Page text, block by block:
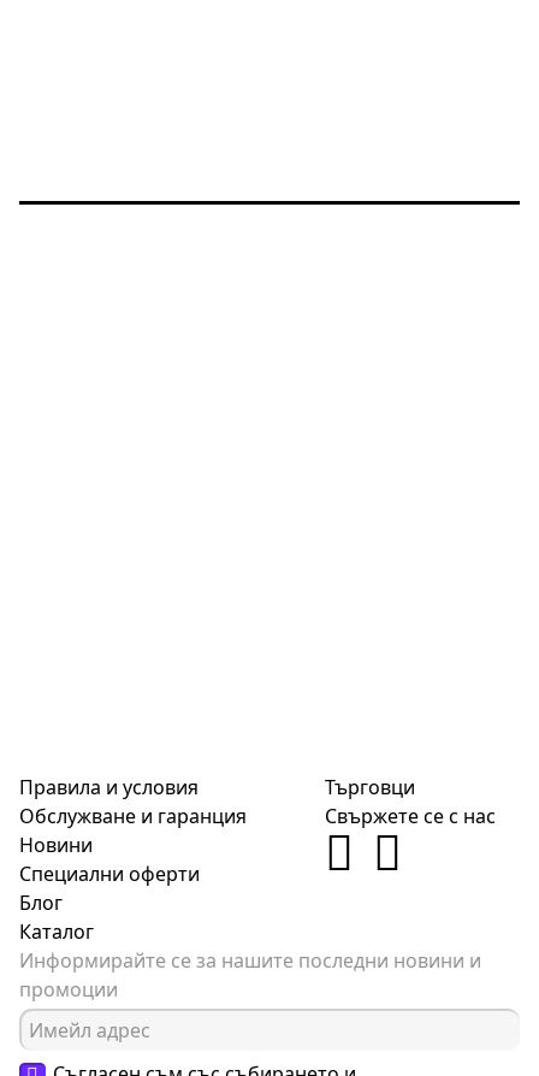
Правила и условия
Обслужване и гаранция
Новини
Специални оферти
Блог
Каталог
Търговци
Свържете се с нас
Информирайте се за нашите последни новини и
промоции